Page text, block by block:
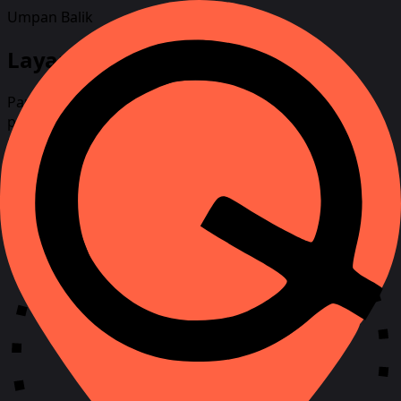
Umpan Balik
Layanan dukungan pelanggan
Para ahli kami selalu siap dan senang menjawab
pertanyaan Anda. Isi formulir dan kami akan segera
menghubungi Anda.